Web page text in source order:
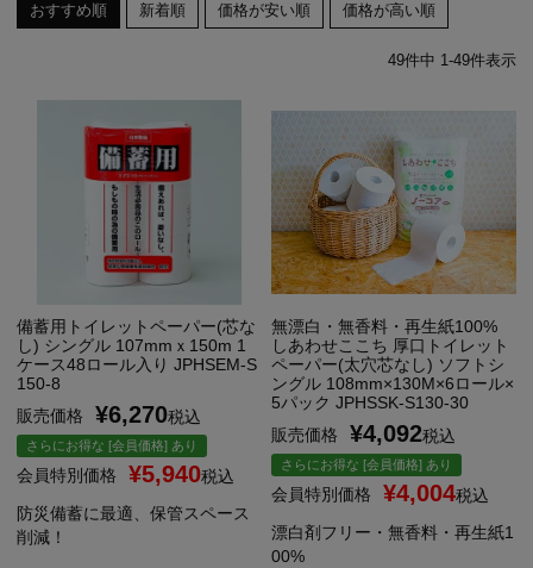
おすすめ順
新着順 価格が安い順 価格が高い順
49件中 1-49件表示
備蓄用トイレットペーパー(芯な
し) シングル 107mmｘ150m 1
ケース48ロール入り JPHSEM-S
150-8
販売価格
¥6,270税込
さらにお得な [会員価格] あり
会員特別価格 ¥5,940税込
防災備蓄に最適、保管スペース
削減！
無漂白・無香料・再生紙100%
しあわせここち 厚口トイレット
ペーパー(太穴芯なし) ソフトシ
ングル 108mm×130M×6ロール×
5パック JPHSSK-S130-30
販売価格
¥4,092税込
さらにお得な [会員価格] あり
会員特別価格 ¥4,004税込
漂白剤フリー・無香料・再生紙1
00%